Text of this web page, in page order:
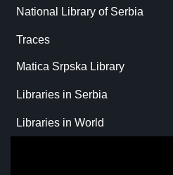
National Library of Serbia
Traces
Matica Srpska Library
Libraries in Serbia
Libraries in World